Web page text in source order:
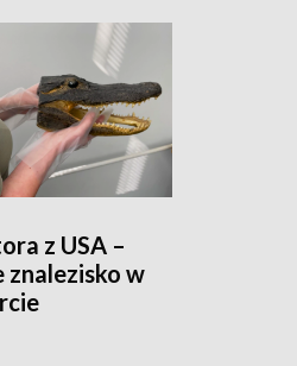
z USA –
znalezisko w